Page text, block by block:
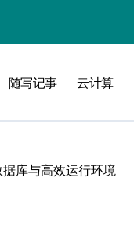
随写记事 云计算
库与高效运行环境